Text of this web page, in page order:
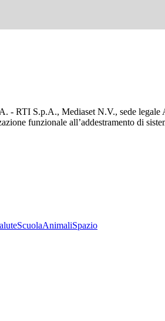
RTI S.p.A., Mediaset N.V., sede legale
funzionale all’addestramento di
ScuolaAnimaliSpazio